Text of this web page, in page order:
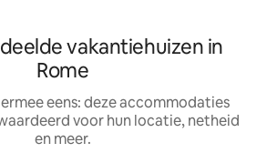
vakantiehuizen in
Rome
eens: deze accommodaties
voor hun locatie, netheid
en meer.